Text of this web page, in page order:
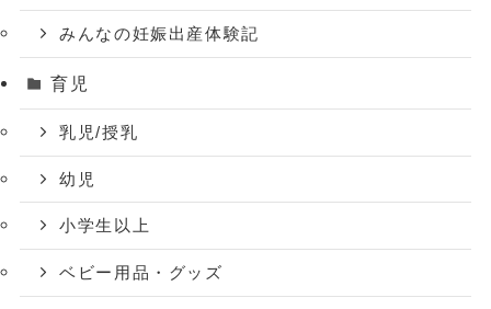
みんなの妊娠出産体験記
育児
乳児/授乳
幼児
小学生以上
ベビー用品・グッズ